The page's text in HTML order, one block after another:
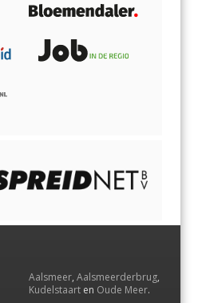
Aalsmeer, Aalsmeerderbrug,
Kudelstaart en Oude Meer.